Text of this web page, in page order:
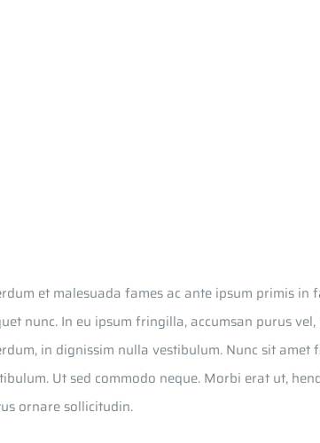
et malesuada fames ac ante ipsum primis in
nunc. In eu ipsum fringilla, accumsan purus
in dignissim nulla vestibulum. Nunc sit amet
Ut sed commodo neque. Morbi erat ut,
ornare sollicitudin.